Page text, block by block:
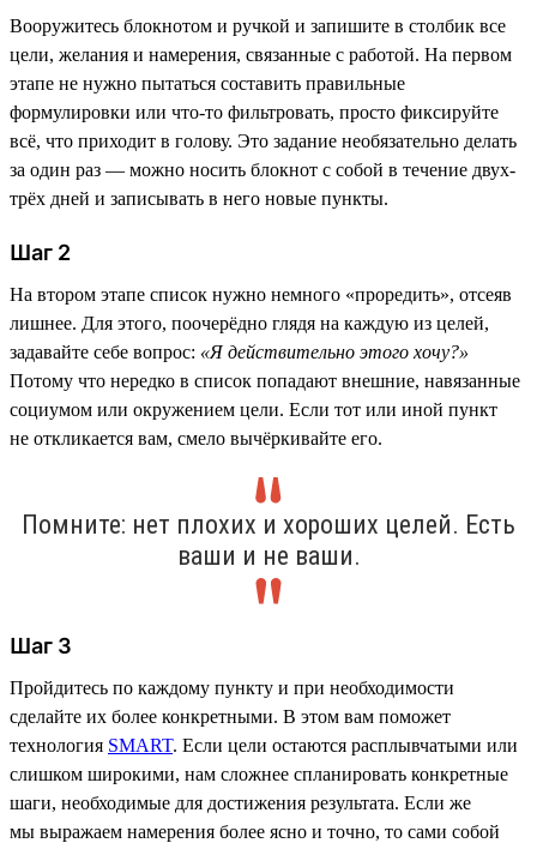
Вооружитесь блокнотом и ручкой и запишите в столбик все
цели, желания и намерения, связанные с работой. На первом
этапе не нужно пытаться составить правильные
формулировки или что-то фильтровать, просто фиксируйте
всё, что приходит в голову. Это задание необязательно делать
за один раз — можно носить блокнот с собой в течение двух-
трёх дней и записывать в него новые пункты.
Шаг 2
На втором этапе список нужно немного «проредить», отсеяв
лишнее. Для этого, поочерёдно глядя на каждую из целей,
задавайте себе вопрос: «Я действительно этого хочу?»
Потому что нередко в список попадают внешние, навязанные
социумом или окружением цели. Если тот или иной пункт
не откликается вам, смело вычёркивайте его.
Помните: нет плохих и хороших целей. Есть
ваши и не ваши.
Шаг 3
Пройдитесь по каждому пункту и при необходимости
сделайте их более конкретными. В этом вам поможет
технология SMART. Если цели остаются расплывчатыми или
слишком широкими, нам сложнее спланировать конкретные
шаги, необходимые для достижения результата. Если же
мы выражаем намерения более ясно и точно, то сами собой